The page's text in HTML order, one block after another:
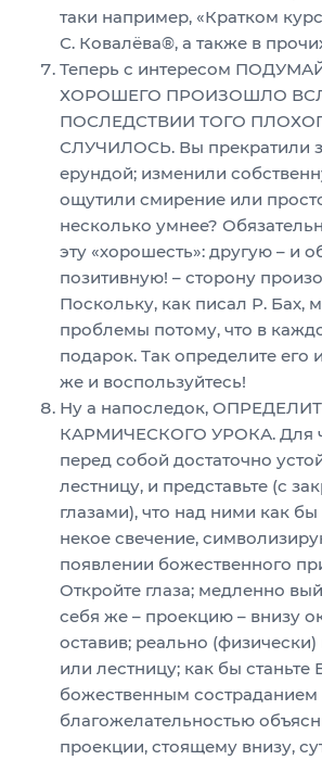
таки например, «Кратком
С. Ковалёва®, а также в
Теперь с интересом
ХОРОШЕГО ПРОИЗОШЛО
ПОСЛЕДСТВИИ ТОГО
СЛУЧИЛОСЬ. Вы прекратили
ерундой; изменили
ощутили смирение или
несколько умнее?
эту «хорошесть»: другую – и
позитивную! – сторону
Поскольку, как писал Р. Бах,
проблемы потому, что в
подарок. Так определите его
же и воспользуйтесь!
Ну а напоследок,
КАРМИЧЕСКОГО УРОКА. Для
перед собой достаточно
лестницу, и представьте (с
глазами), что над ними как бы
некое свечение,
появлении божественного
Откройте глаза; медленно
себя же – проекцию – внизу
оставив; реально (физически)
или лестницу; как бы станьте
божественным состраданием
благожелательностью
проекции, стоящему внизу,